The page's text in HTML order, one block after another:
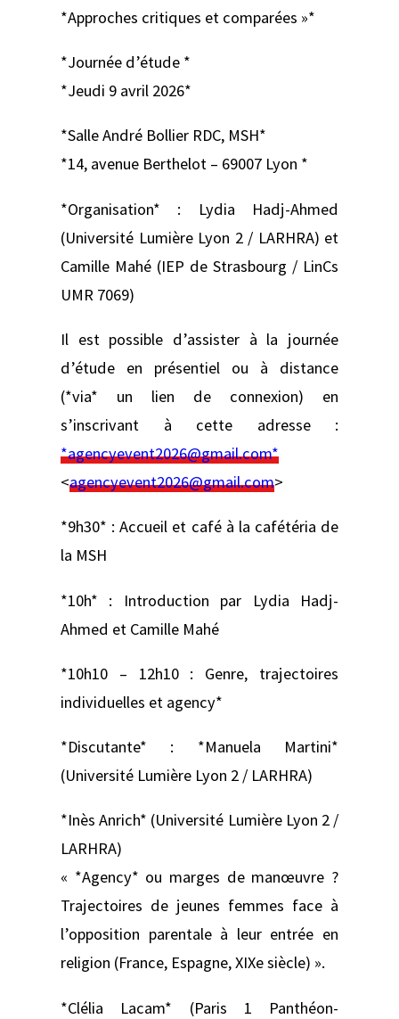
*Approches critiques et comparées »*
*Journée d’étude *
*Jeudi 9 avril 2026*
*Salle André Bollier RDC, MSH*
*14, avenue Berthelot – 69007 Lyon *
*Organisation* : Lydia Hadj-Ahmed
(Université Lumière Lyon 2 / LARHRA) et
Camille Mahé (IEP de Strasbourg / LinCs
UMR 7069)
Il est possible d’assister à la journée
d’étude en présentiel ou à distance
(*via* un lien de connexion) en
s’inscrivant à cette adresse :
*agencyevent2026@gmail.com*
<agencyevent2026@gmail.com>
*9h30* : Accueil et café à la cafétéria de
la MSH
*10h* : Introduction par Lydia Hadj-
Ahmed et Camille Mahé
*10h10 – 12h10 : Genre, trajectoires
individuelles et agency*
*Discutante* : *Manuela Martini*
(Université Lumière Lyon 2 / LARHRA)
*Inès Anrich* (Université Lumière Lyon 2 /
LARHRA)
« *Agency* ou marges de manœuvre ?
Trajectoires de jeunes femmes face à
l’opposition parentale à leur entrée en
religion (France, Espagne, XIXe siècle) ».
*Clélia Lacam* (Paris 1 Panthéon-